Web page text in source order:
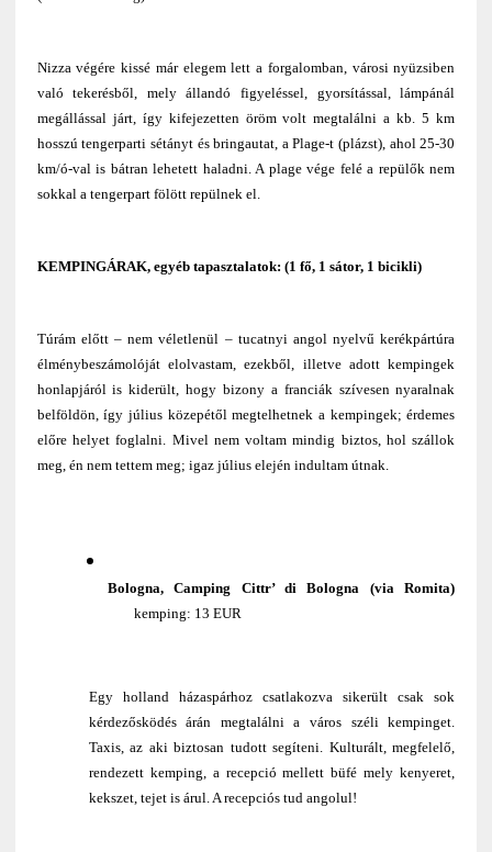
Nizza végére kissé már elegem lett a forgalomban, városi nyüzsiben
való tekerésből, mely állandó figyeléssel, gyorsítással, lámpánál
megállással járt, így kifejezetten öröm volt megtalálni a kb. 5 km
hosszú tengerparti sétányt és bringautat, a Plage-t (plázst), ahol 25-30
km/ó-val is bátran lehetett haladni. A plage vége felé a repülők nem
sokkal a tengerpart fölött repülnek el.
KEMPINGÁRAK, egyéb tapasztalatok: (1 fő, 1 sátor, 1 bicikli)
Túrám előtt – nem véletlenül – tucatnyi angol nyelvű kerékpártúra
élménybeszámolóját elolvastam, ezekből, illetve adott kempingek
honlapjáról is kiderült, hogy bizony a franciák szívesen nyaralnak
belföldön, így július közepétől megtelhetnek a kempingek; érdemes
előre helyet foglalni. Mivel nem voltam mindig biztos, hol szállok
meg, én nem tettem meg; igaz július elején indultam útnak.
Bologna,
Camping Cittr’ di Bologna (via Romita)
kemping: 13 EUR
Egy holland házaspárhoz csatlakozva sikerült csak sok
kérdezősködés árán megtalálni a város széli kempinget.
Taxis, az aki biztosan tudott segíteni. Kulturált, megfelelő,
rendezett kemping, a recepció mellett büfé mely kenyeret,
kekszet, tejet is árul. A recepciós tud angolul!